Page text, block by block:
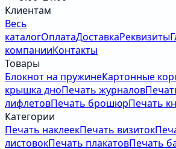
Клиентам
Весь
каталогОплатаДоставкаРеквизиты
компанииКонтакты
Товары
Блокнот на пружинеКартонные
крышка дноПечать журналов
лифлетовПечать брошюрПечать
Категории
Печать наклеекПечать визиток
листовокПечать плакатовПечать